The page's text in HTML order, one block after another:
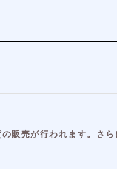
販売が行われます。さ